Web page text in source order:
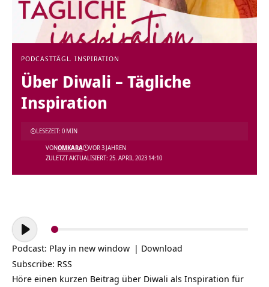
PODCASTTÄGL. INSPIRATION
Über Diwali – Tägliche
Inspiration
ZULETZT AKTUALISIERT: 25. APRIL 2023 14:10
VONOMKARA VOR 3 JAHREN
LESEZEIT: 0 MIN
Audio-
Player
Podcast: Play in new window | Download
Subscribe: RSS
Höre einen kurzen Beitrag über Diwali als Inspiration für